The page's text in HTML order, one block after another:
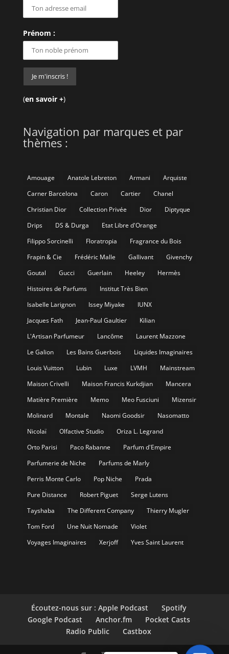
Prénom :
(en savoir +)
Navigation par marques et par
thèmes :
Amouage Anatole Lebreton Armani
Arquiste
Carner Barcelona
Caron Cartier
Chanel
Christian Dior
Collection Privée Dior
Diptyque
Drips
DS & Durga
Etat Libre d'Orange
Filippo Sorcinelli
Floratropia
Fragrance du Bois
Frapin & Cie
Frédéric Malle Gallivant
Givenchy
Goutal
Gucci Guerlain Heeley
Hermès
Histoires de Parfums
Institut Très Bien
Isabelle Larignon
Issey Miyake
IUNX
Jacques Fath
Jean-Paul Gaultier
Kilian
L'Artisan Parfumeur
Lancôme
Laurent Mazzone
Le Galion
Les Bains Guerbois
Liquides Imaginaires
Louis Vuitton
Lubin Luxe LVMH
Mainstream
Maison Crivelli
Maison Francis Kurkdjian
Mancera
Matière Première
Memo Meo Fusciuni
Mizensir
Molinard
Montale Naomi Goodsir
Nasomatto
Nicolaï
Olfactive Studio
Oriza L. Legrand
Orto Parisi
Paco Rabanne
Parfum d'Empire
Parfumerie de Niche
Parfums de Marly
Perris Monte Carlo
Pop Niche
Prada
Pure Distance
Robert Piguet
Serge Lutens
Tayshaba
The Different Company
Thierry Mugler
Tom Ford
Une Nuit Nomade
Violet
Voyages Imaginaires
Xerjoff Yves Saint Laurent
Écoutez-nous sur : Apple Podcast
Spotify
Google Podcast
Anchor.fm
Pocket Casts
Radio Public
Castbox